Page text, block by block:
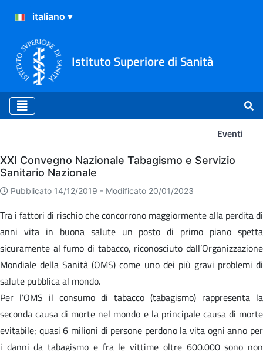
Istituto Superiore di Sanità
Eventi
Eventi
XXI Convegno Nazionale Tabagismo e Servizio
Sanitario Nazionale
Pubblicato 14/12/2019 - Modificato 20/01/2023
Tra i fattori di rischio che concorrono maggiormente alla perdita di
anni vita in buona salute un posto di primo piano spetta
sicuramente al fumo di tabacco, riconosciuto dall’Organizzazione
Mondiale della Sanità (OMS) come uno dei più gravi problemi di
salute pubblica al mondo.
Per l’OMS il consumo di tabacco (tabagismo) rappresenta la
seconda causa di morte nel mondo e la principale causa di morte
evitabile; quasi 6 milioni di persone perdono la vita ogni anno per
i danni da tabagismo e fra le vittime oltre 600.000 sono non